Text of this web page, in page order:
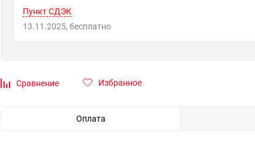
Пункт СДЭК
13.11.2025
Бесплатно
Сравнение Избранное
Оплата